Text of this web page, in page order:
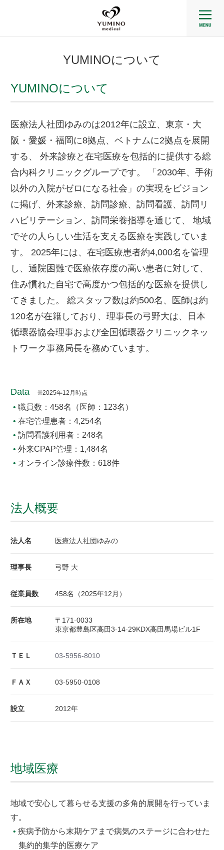
YUMINOについて
YUMINOについて
医療法人社団ゆみのは2012年に設立、東京・大
阪・愛媛・福岡に8拠点、ベトナムに2拠点を展開
する、 外来診療と在宅医療を包括的に提供する総
合内科クリニックグループです。 「2030年、手術
以外の入院がゼロになる社会」の実現をビジョン
に掲げ、外来診療、訪問診療、訪問看護、訪問リ
ハビリテーション、訪問栄養指導を通じて、 地域
でその人らしい生活を支える医療を実践していま
す。 2025年には、在宅医療患者約4,000名を管理
し、通院困難で医療依存度の高い患者に対して、
住み慣れた自宅で高度かつ包括的な医療を提供し
てきました。 総スタッフ数は約500名、医師は約
120名が在籍しており、理事長の弓野大は、日本
循環器協会理事および全国循環器クリニックネッ
トワーク事務局長を務めています。
Data ※2025年12月時点
職員数：458名（医師：123名）
在宅管理患者：4,254名
訪問看護利用者：248名
外来CPAP管理：1,484名
オンライン診療件数：618件
法人概要
法人名 医療法人社団ゆみの
理事長 弓野 大
従業員数 458名（2025年12月）
所在地
〒171-0033
東京都豊島区高田3-14-29KDX高田馬場ビル1F
ＴＥＬ 03-5956-8010
ＦＡＸ 03-5950-0108
設立 2012年
地域医療
地域で安心して暮らせる支援の多角的展開を行っていま
す。
疾病予防から末期ケアまで病気のステージに合わせた
集約的集学的医療ケア